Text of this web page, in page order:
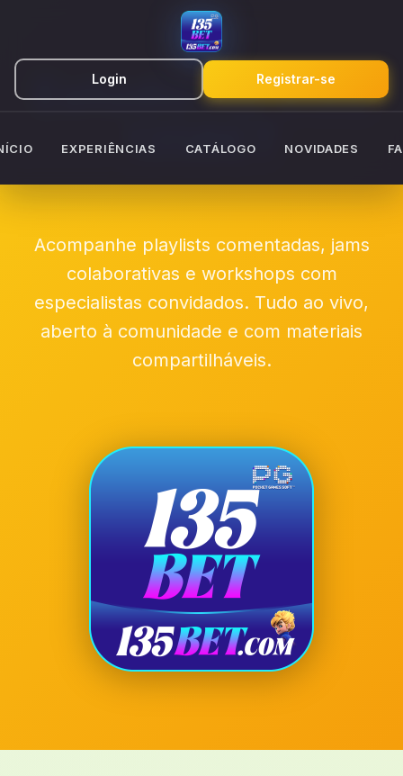
Login Registrar-se
EXPERIÊNCIAS CATÁLOGO NOVIDADES
Estúdio Ao Vivo
135BET
Acompanhe playlists comentadas, jams
colaborativas e workshops com
especialistas convidados. Tudo ao vivo,
aberto à comunidade e com materiais
compartilháveis.